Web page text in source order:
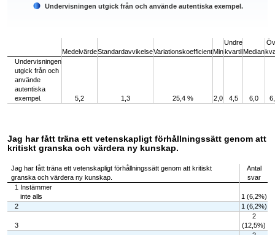
Undervisningen utgick från och använde autentiska exempel.
MedelvärdeStandardavvikelseVariationskoefficientMin
Undre
kvartil Median
Undervisningen
utgick från och
använde
autentiska
exempel.
5,2 1,3 25,4 % 2,0 4,5 6,0
Jag har fått träna ett vetenskapligt förhållningssätt genom att
kritiskt granska och värdera ny kunskap.
Jag har fått träna ett vetenskapligt förhållningssätt genom att kritiskt
granska och värdera ny kunskap.
Antal
svar
1 Instämmer
inte alls
1 (6,2%)
2
1 (6,2%)
3
2
(12,5%)